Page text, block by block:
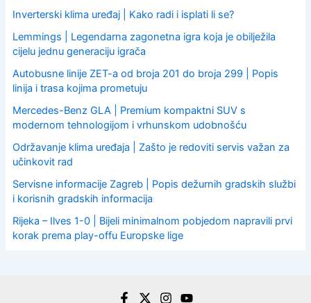
Inverterski klima uređaj | Kako radi i isplati li se?
Lemmings | Legendarna zagonetna igra koja je obilježila
cijelu jednu generaciju igrača
Autobusne linije ZET-a od broja 201 do broja 299 | Popis
linija i trasa kojima prometuju
Mercedes-Benz GLA | Premium kompaktni SUV s
modernom tehnologijom i vrhunskom udobnošću
Održavanje klima uređaja | Zašto je redoviti servis važan za
učinkovit rad
Servisne informacije Zagreb | Popis dežurnih gradskih službi
i korisnih gradskih informacija
Rijeka – Ilves 1-0 | Bijeli minimalnom pobjedom napravili prvi
korak prema play-offu Europske lige